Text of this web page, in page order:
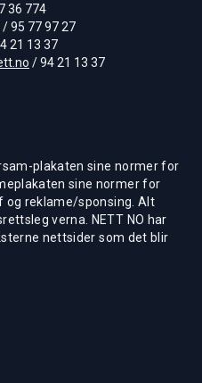
36 774
/ 95 77 97 27
21 13 37
/ 94 21 13 37
plakaten sine normer for
sine normer for
og reklame/sponsing. Alt
verna. NETT NO har
nettsider som det blir